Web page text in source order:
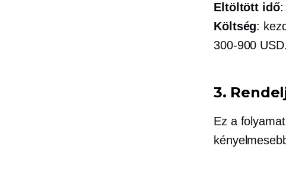
Eltöltött idő:
Költség:
300-900 USD.
3.
Ez a